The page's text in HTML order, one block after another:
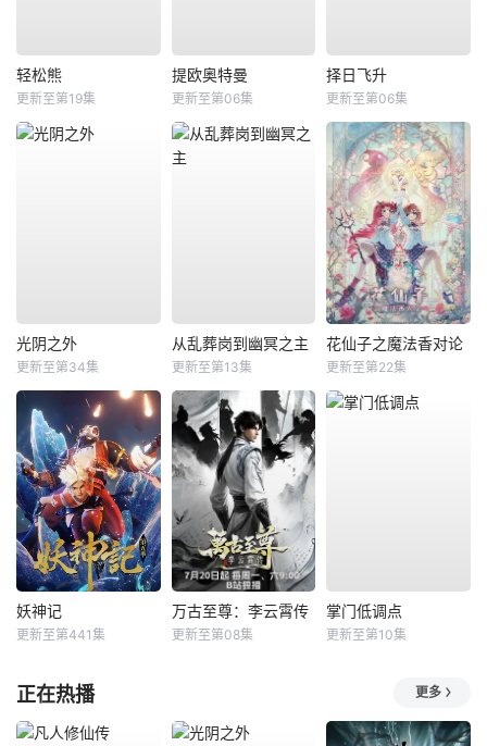
轻松熊
更新至第19集
提欧奥特曼
更新至第06集
择日飞升
更新至第06集
光阴之外
更新至第34集
从乱葬岗到幽冥之主
更新至第13集
花仙子之魔法香对论
更新至第22集
妖神记
更新至第441集
万古至尊：李云霄传
更新至第08集
掌门低调点
更新至第10集
正在热播 更多